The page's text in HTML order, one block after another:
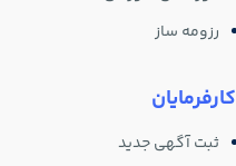
رزومه ساز
کارفرمایان
ثبت آگهی جدید